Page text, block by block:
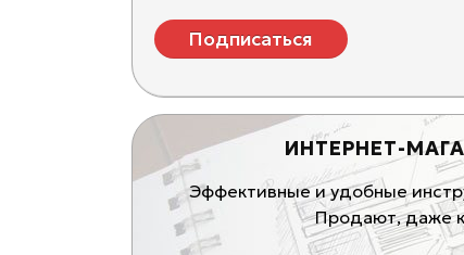
Подписаться
ИНТЕРНЕТ-
Эффективные и удобные
Продают, даже